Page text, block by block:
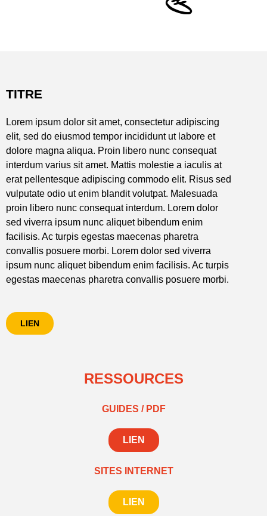
TITRE
Lorem ipsum dolor sit amet, consectetur adipiscing
elit, sed do eiusmod tempor incididunt ut labore et
dolore magna aliqua. Proin libero nunc consequat
interdum varius sit amet. Mattis molestie a iaculis at
erat pellentesque adipiscing commodo elit. Risus sed
vulputate odio ut enim blandit volutpat. Malesuada
proin libero nunc consequat interdum. Lorem dolor
sed viverra ipsum nunc aliquet bibendum enim
facilisis. Ac turpis egestas maecenas pharetra
convallis posuere morbi. Lorem dolor sed viverra
ipsum nunc aliquet bibendum enim facilisis. Ac turpis
egestas maecenas pharetra convallis posuere morbi.
LIEN
RESSOURCES
GUIDES / PDF
LIEN
SITES INTERNET
LIEN